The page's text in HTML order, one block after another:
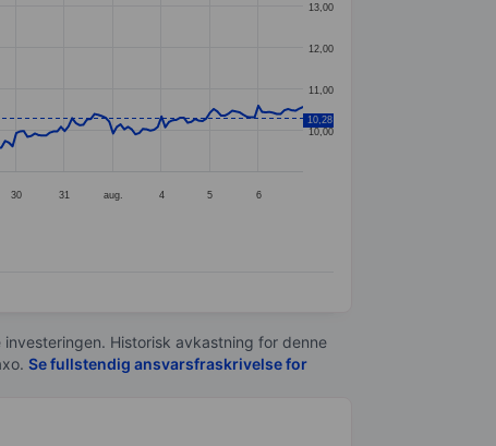
30 31 aug. 4 5 6
10,00
11,00
12,00
13,00
10,28
Historisk avkastning for denne
Se fullstendig ansvarsfraskrivelse for